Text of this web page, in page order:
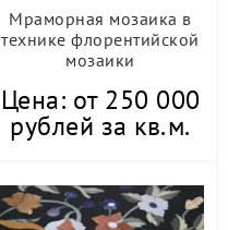
Мраморная мозаика в
технике флорентийской
мозаики
Цена: от 250 000
рублей за кв.м.